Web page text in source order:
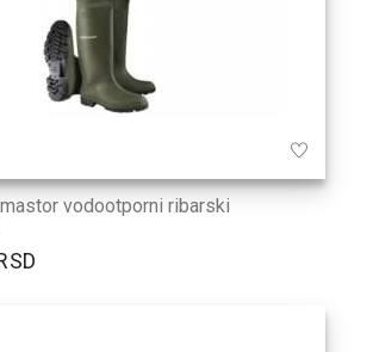
vodootporni ribarski